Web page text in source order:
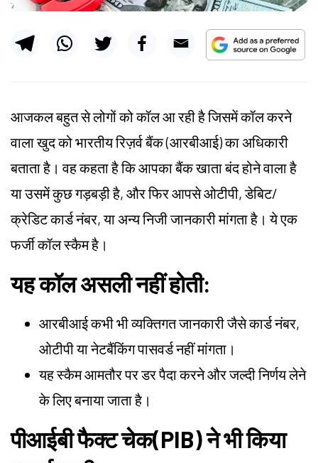
आजकल बहुत से लोगों को कॉल आ रही है जिसमें कॉल करने
वाला खुद को भारतीय रिज़र्व बैंक (आरबीआई) का अधिकारी
बताता है। वह कहता है कि आपका बैंक खाता बंद होने वाला है
या उसमें कुछ गड़बड़ी है, और फिर आपसे ओटीपी, डेबिट/
क्रेडिट कार्ड नंबर, या अन्य निजी जानकारी मांगता है। ये एक
फर्जी कॉल स्कैम है।
यह कॉल असली नहीं होती:
आरबीआई कभी भी व्यक्तिगत जानकारी जैसे कार्ड नंबर,
ओटीपी या नेटबैंकिंग पासवर्ड नहीं मांगता।
यह स्कैम आमतौर पर डर पैदा करने और जल्दी निर्णय लेने
के लिए बनाया जाता है।
पीआईबी फैक्ट चेक(PIB) ने भी किया